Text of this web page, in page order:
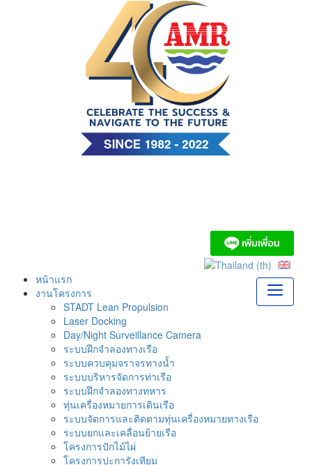
หน้าแรก
งานโครงการ
STADT Lean Propulsion
Laser Docking
Day/Night Surveillance Camera
ระบบฝึกจำลองทางเรือ
ระบบควบคุมจราจรทางน้ำ
ระบบบริหารจัดการท่าเรือ
ระบบฝึกจำลองทางทหาร
ทุ่นเครื่องหมายการเดินเรือ
ระบบจัดการและติดตามทุ่นเครื่องหมายทางเรือ
ระบบยกและเคลื่อนย้ายเรือ
โครงการปักไม้ไผ่
โครงการปะการังเทียม